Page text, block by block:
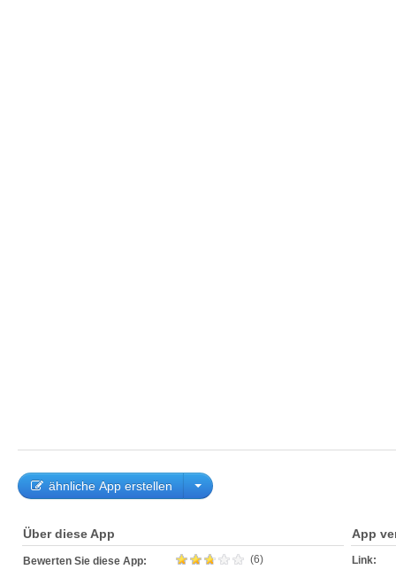
ähnliche App erstellen
Über diese App
Bewerten Sie diese App: (6)
App
Link: